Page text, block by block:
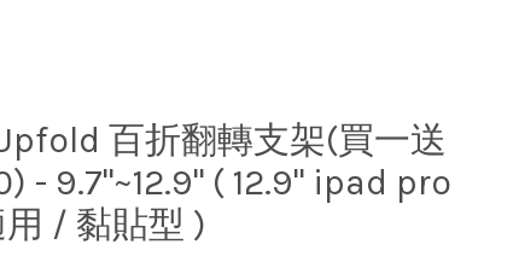
百折翻轉支架(買一送
- 9.7"~12.9" ( 12.9" ipad pro
/ 黏貼型 )